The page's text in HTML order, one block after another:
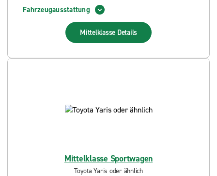
Fahrzeugausstattung
Mittelklasse Details
Mittelklasse Sportwagen
Toyota Yaris oder ähnlich